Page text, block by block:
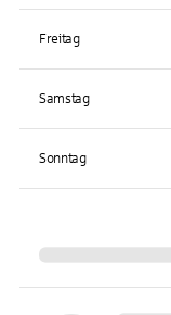
Freitag
Samstag
Sonntag